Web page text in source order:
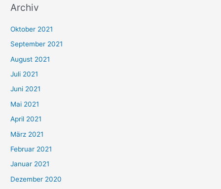
c
n
n
a
c
h
:
Archiv
Oktober 2021
September 2021
August 2021
Juli 2021
Juni 2021
Mai 2021
April 2021
März 2021
Februar 2021
Januar 2021
Dezember 2020